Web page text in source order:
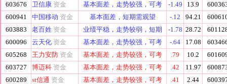
603676
卫信康 资金 基本面差，走势较强，可考 -1.49 13.9
600941
中国移动 资金 基本面差，短期需观望 -.12 94.21
603883
老百姓 资金 业绩平稳，走势较弱，短期 -1.78 28.72
600096
云天化 资金 基本面差，走势较强，可考 -.64 17.08
605268
王力安防 资金 基本面差，走势较强，可考 .79 10.2
603727
博迈科 资金 基本面差，走势较强，可考 .42 11.97
600289
st信通 资金 基本面差，走势较强，可考 .41 2.44